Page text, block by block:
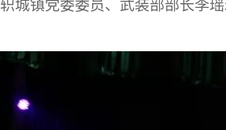
轵城镇党委委员、武装部部长李